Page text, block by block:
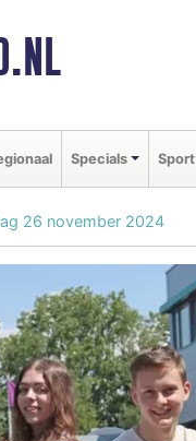
Specials Sport
26 november 2024